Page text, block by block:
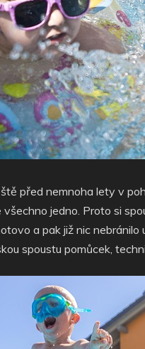
před nemnoha lety v
jedno. Proto si
a pak již nic
spoustu pomůcek,